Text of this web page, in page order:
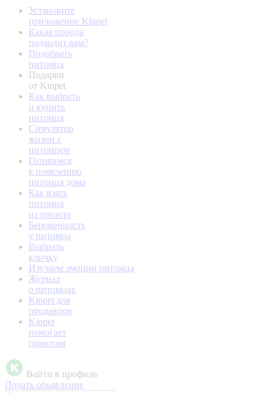
Установите
приложение Kinpet
Какая порода
подходит вам?
Подобрать
питомца
Подарки
от Kinpet
Как выбрать
и купить
питомца
Симулятор
жизни с
питомцем
Готовимся
к появлению
питомца дома
Как взять
питомца
из приюта
Беременность
у питомца
Выбрать
кличку
Изучаем эмоции питомца
Журнал
о питомцах
Kinpet для
продавцов
Kinpet
помогает
приютам
Войти в профиль
Подать объявление